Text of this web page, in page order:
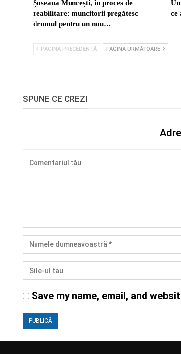
Șoseaua Muncești, în proces de
reabilitare: muncitorii pregătesc
drumul pentru un nou…
ce
PAGINA PRECEDENTĂ PAGINA URMĂTOARE
SPUNE CE CREZI
Save my name, email, and